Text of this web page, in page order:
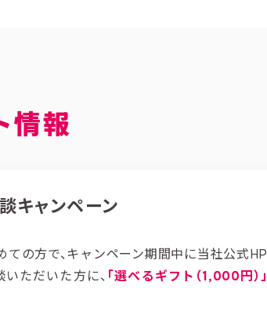
情報
キャンペーン
の方で、キャンペーン期間中に当社公式HP
ただいた方に、 「選べるギフト（1,000円）」